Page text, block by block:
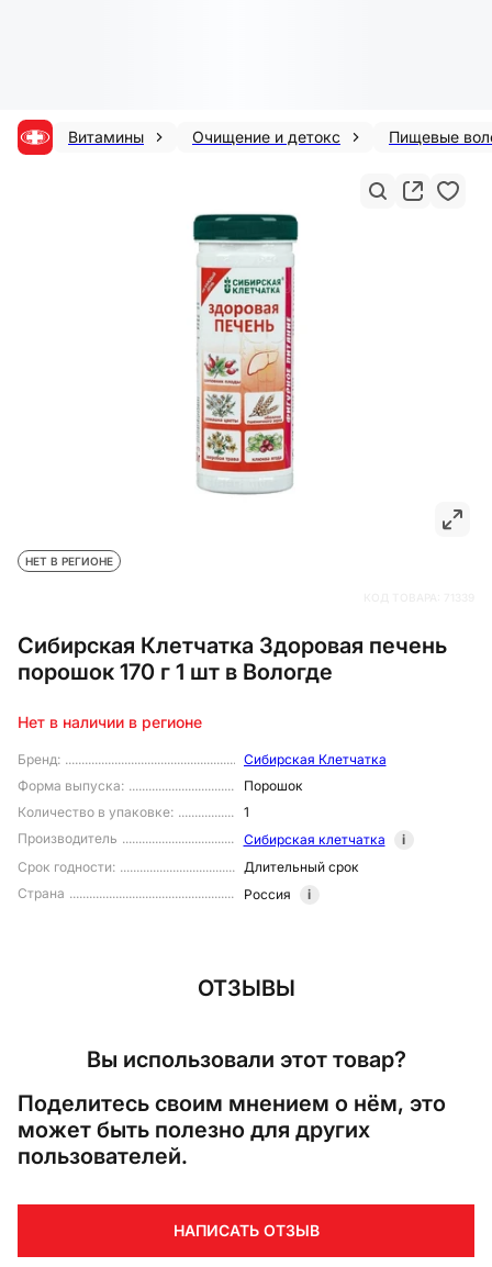
Витамины Очищение и детокс Пищевые
Сибирская Клетчатка Здоровая печень
порошок 170 г 1 шт в Вологде
НЕТ В РЕГИОНЕ
Бренд:
Сибирская Клетчатка
Форма выпуска:
Порошок
Количество в упаковке:
1
Производитель
Сибирская клетчатка
i
Срок годности:
Длительный срок
Страна
Россия i
Нет в наличии в регионе
ОТЗЫВЫ
Вы использовали этот товар?
Поделитесь своим мнением о нём, это
может быть полезно для других
пользователей.
НАПИСАТЬ ОТЗЫВ